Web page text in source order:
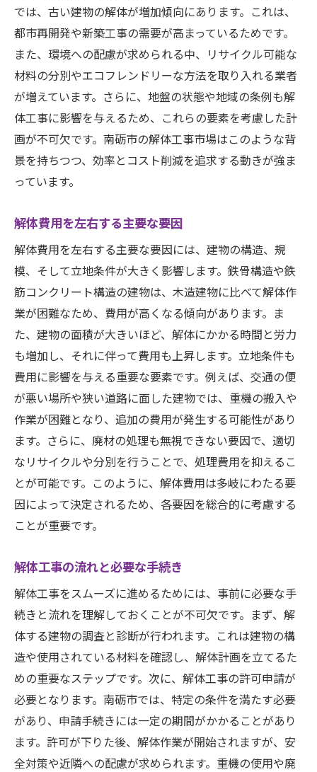
特殊構造物（鉄筋コンクリート造等）の解
体費用例
具体的な見積もり例とその内訳
南砺市で解体費用を削減するための効果的な手
法
解体工事のタイミング選びが重要な理由
無駄を省いた効率的な作業計画の立て方
建築資材の売却や再利用による収益化
ご近所トラブルを避けるための対策
専門家への相談とそのメリット
解体費用を減らすために知っておきたい南砺市
のポイント
地元の解体業者とのネットワーク活用法
南砺市の解体業界の動向と最新情報
季節による解体費用の変動とその対策
自治体の規制や条例に関する最新情報
解体前の準備とその重要性
解体後の土地利用計画の立て方
南砺市の建物解体費用を賢く見積もるための指
針
解体業者選びのチェックポイント
見積もりを依頼する際の注意点
追加費用を防ぐための契約書の確認ポイン
ト
費用の透明性を保つためのコミュニケーシ
ョン方法
解体費用の適正価格を見極めるためのテク
ニック
解体費用を下げるための南砺市の具体的な事例
紹介
小規模住宅の解体で費用を抑えた事例
では、古い建物の解体が増加傾向にあります。これは、
都市再開発や新築工事の需要が高まっているためです。
また、環境への配慮が求められる中、リサイクル可能な
材料の分別やエコフレンドリーな方法を取り入れる業者
が増えています。さらに、地盤の状態や地域の条例も解
体工事に影響を与えるため、これらの要素を考慮した計
画が不可欠です。南砺市の解体工事市場はこのような背
景を持ちつつ、効率とコスト削減を追求する動きが強ま
っています。
解体費用を左右する主要な要因
解体費用を左右する主要な要因には、建物の構造、規
模、そして立地条件が大きく影響します。鉄骨構造や鉄
筋コンクリート構造の建物は、木造建物に比べて解体作
業が困難なため、費用が高くなる傾向があります。ま
た、建物の面積が大きいほど、解体にかかる時間と労力
も増加し、それに伴って費用も上昇します。立地条件も
費用に影響を与える重要な要素です。例えば、交通の便
が悪い場所や狭い道路に面した建物では、重機の搬入や
作業が困難となり、追加の費用が発生する可能性があり
ます。さらに、廃材の処理も無視できない要因で、適切
なリサイクルや分別を行うことで、処理費用を抑えるこ
とが可能です。このように、解体費用は多岐にわたる要
因によって決定されるため、各要因を総合的に考慮する
ことが重要です。
解体工事の流れと必要な手続き
解体工事をスムーズに進めるためには、事前に必要な手
続きと流れを理解しておくことが不可欠です。まず、解
体する建物の調査と診断が行われます。これは建物の構
造や使用されている材料を確認し、解体計画を立てるた
めの重要なステップです。次に、解体工事の許可申請が
必要となります。南砺市では、特定の条件を満たす必要
があり、申請手続きには一定の期間がかかることがあり
ます。許可が下りた後、解体作業が開始されますが、安
全対策や近隣への配慮が求められます。重機の使用や廃